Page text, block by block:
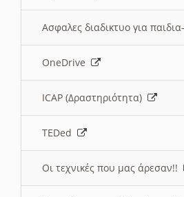
Ασφαλες διαδικτυο για
OneDrive
ICAP (Δραστηριότητα)
TEDed
Οι τεχνικές που μας άρεσαν!!